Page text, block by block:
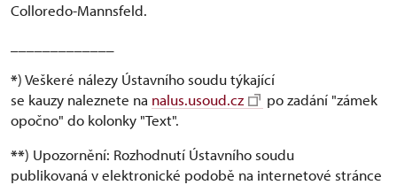
Colloredo-Mannsfeld.
*) Veškeré nálezy Ústavního soudu týkající
se kauzy naleznete na nalus.usoud.cz
po zadání "zámek
opočno" do kolonky "Text".
**) Upozornění: Rozhodnutí Ústavního soudu
publikovaná v elektronické podobě na internetové stránce